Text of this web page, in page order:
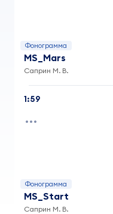
Фонограмма
MS_Mars
Саприн М. В.
1:59
Фонограмма
MS_Start
Саприн М. В.